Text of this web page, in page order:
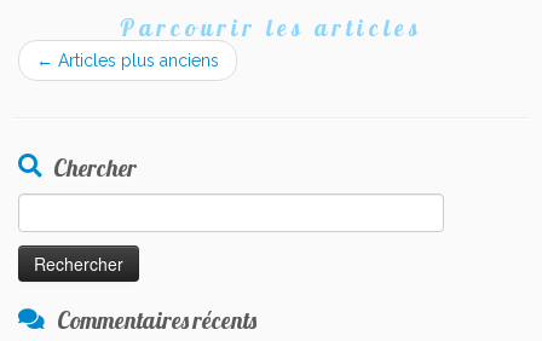
Parcourir les articles
← Articles plus anciens
Chercher
Commentaires récents